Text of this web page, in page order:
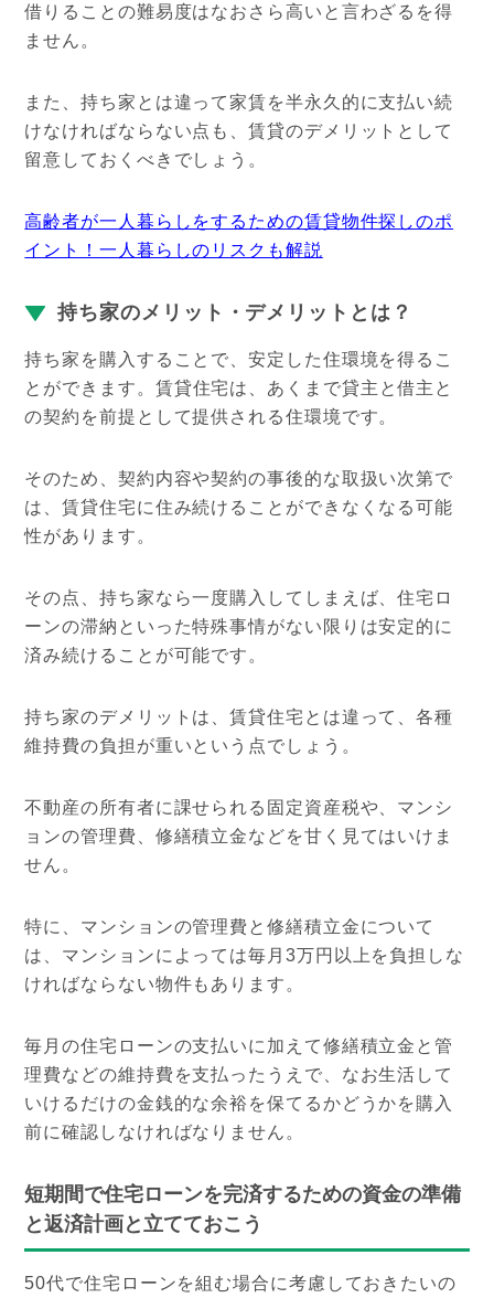
借りることの難易度はなおさら高いと言わざるを得
ません。
また、持ち家とは違って家賃を半永久的に支払い続
けなければならない点も、賃貸のデメリットとして
留意しておくべきでしょう。
高齢者が一人暮らしをするための賃貸物件探しのポ
イント！一人暮らしのリスクも解説
持ち家のメリット・デメリットとは？
持ち家を購入することで、安定した住環境を得るこ
とができます。 賃貸住宅は、あくまで貸主と借主と
の契約を前提として提供される住環境です。
そのため、契約内容や契約の事後的な取扱い次第で
は、賃貸住宅に住み続けることができなくなる可能
性があります。
その点、持ち家なら一度購入してしまえば、住宅ロ
ーンの滞納といった特殊事情がない限りは安定的に
済み続けることが可能です。
持ち家のデメリットは、賃貸住宅とは違って、各種
維持費の負担が重いという点でしょう。
不動産の所有者に課せられる固定資産税や、マンシ
ョンの管理費、修繕積立金などを甘く見てはいけま
せん。
特に、マンションの管理費と修繕積立金について
は、マンションによっては毎月3万円以上を負担しな
ければならない物件もあります。
毎月の住宅ローンの支払いに加えて修繕積立金と管
理費などの維持費を支払ったうえで、なお生活して
いけるだけの金銭的な余裕を保てるかどうかを購入
前に確認しなければなりません。
短期間で住宅ローンを完済するための資金の準備
と返済計画と立てておこう
50代で住宅ローンを組む場合に考慮しておきたいの